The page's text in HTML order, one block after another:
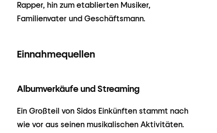
Rapper, hin zum etablierten Musiker,
Familienvater und Geschäftsmann.
Einnahmequellen
Albumverkäufe und Streaming
Ein Großteil von Sidos Einkünften stammt nach
wie vor aus seinen musikalischen Aktivitäten.